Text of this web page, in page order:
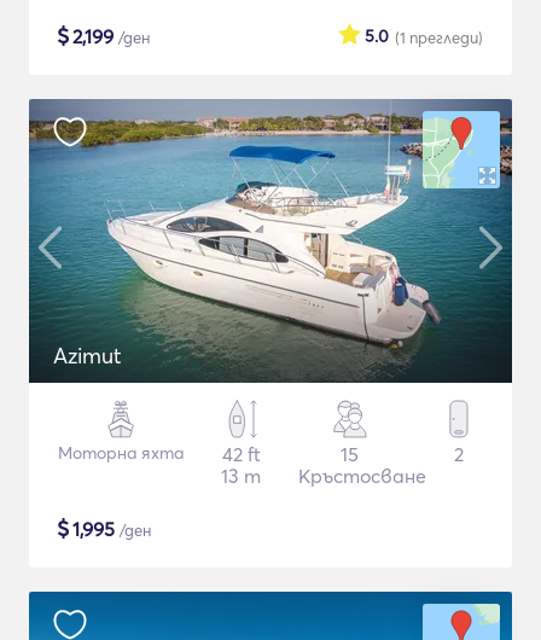
$2,199 /ден (1 прегледи)
5.0
Azimut
Моторна яхта
42 ft
13 m
15
Кръстосване
2
$1,995 /ден